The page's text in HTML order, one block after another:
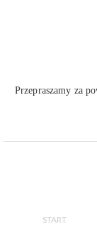
Przepraszamy za
START